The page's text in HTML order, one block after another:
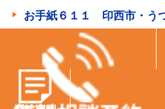
お手紙６１１ 印西市・う
お手紙６１０ 千葉市・う
お手紙６０９ 流山市・も
お手紙６０８ 山武市・パ
お手紙６０７ 千葉市・う